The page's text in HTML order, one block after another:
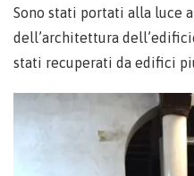
Sono stati portati alla luce
dell’architettura
stati recuperati da edifici